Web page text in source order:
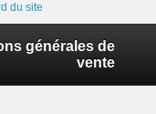
du site
générales de
vente